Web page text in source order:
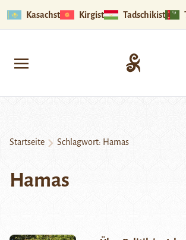
Kasachstan Kirgistan Tadschikistan
Startseite Schlagwort: Hamas
Hamas